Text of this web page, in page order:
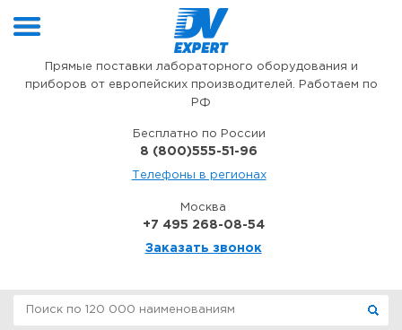
Прямые поставки лабораторного оборудования и
приборов от европейских производителей. Работаем по
РФ
Бесплатно по России
8 (800)555-51-96
Телефоны в регионах
Москва
+7 495 268-08-54
Заказать звонок